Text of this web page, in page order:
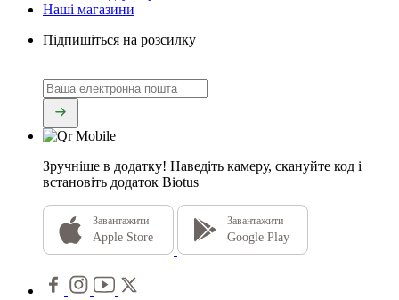
Наші магазини
Підпишіться на розсилку
Зручніше в додатку! Наведіть камеру, скануйте код і
встановіть додаток Biotus
Завантажити
Apple Store
Завантажити
Google Play